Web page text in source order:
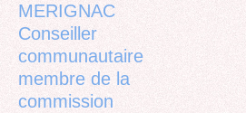
MERIGNAC
Conseiller
communautaire
membre de la
commission